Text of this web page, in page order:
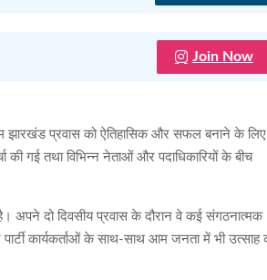
Join Now
झारखंड प्रवास को ऐतिहासिक और सफल बनाने के लिए
की गई तथा विभिन्न नेताओं और पदाधिकारियों के बीच
अपने दो दिवसीय प्रवास के दौरान वे कई संगठनात्मक
कार्यकर्ताओं के साथ-साथ आम जनता में भी उत्साह